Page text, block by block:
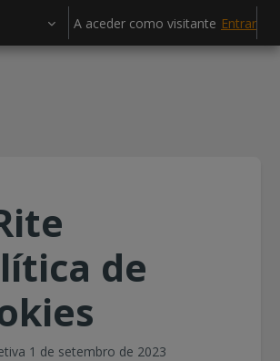
A aceder como visitante Entrar
de
1 de setembro de 2023